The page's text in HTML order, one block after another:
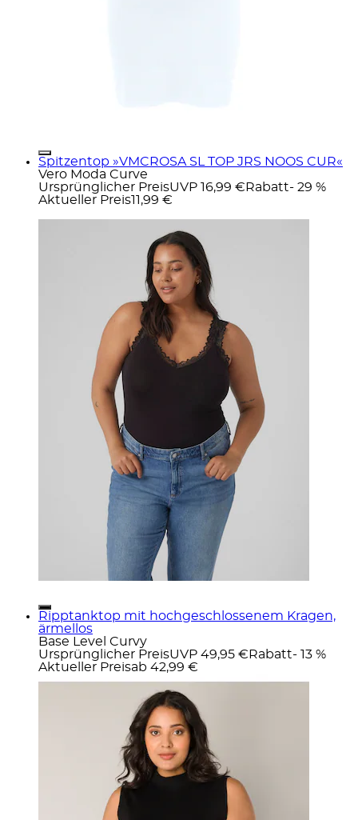
Spitzentop »VMCROSA SL TOP JRS NOOS CUR«
Vero Moda Curve
Ursprünglicher PreisUVP 16,99 € Rabatt- 29 %
Aktueller Preis11,99 €
Ripptanktop mit hochgeschlossenem Kragen,
ärmellos
Base Level Curvy
Ursprünglicher PreisUVP 49,95 € Rabatt- 13 %
Aktueller Preisab 42,99 €